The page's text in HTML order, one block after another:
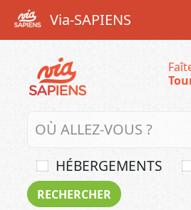
Via-SAPIENS
HÉBERGEMENTS